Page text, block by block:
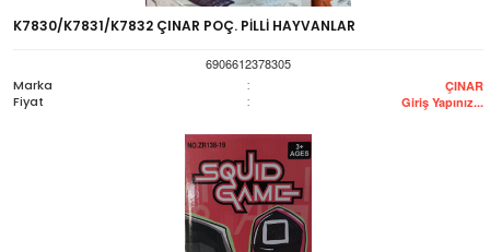
K7830/K7831/K7832 ÇINAR POÇ. PİLLİ HAYVANLAR
6906612378305
Marka
: ÇINAR
Fiyat : Giriş Yapınız...